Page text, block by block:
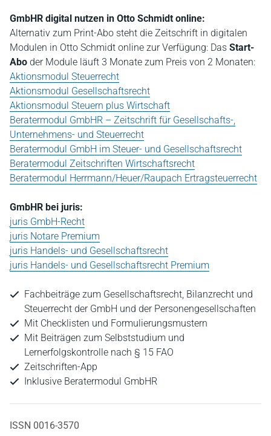
GmbHR digital nutzen in Otto Schmidt online:
Alternativ zum Print-Abo steht die Zeitschrift in digitalen
Modulen in Otto Schmidt online zur Verfügung: Das Start-
Abo der Module läuft 3 Monate zum Preis von 2 Monaten:
Aktionsmodul Steuerrecht
Aktionsmodul Gesellschaftsrecht
Aktionsmodul Steuern plus Wirtschaft
Beratermodul GmbHR – Zeitschrift für Gesellschafts-,
Unternehmens- und Steuerrecht
Beratermodul GmbH im Steuer- und Gesellschaftsrecht
Beratermodul Zeitschriften Wirtschaftsrecht
Beratermodul Herrmann/Heuer/Raupach Ertragsteuerrecht
GmbHR bei juris:
juris GmbH-Recht
juris Notare Premium
juris Handels- und Gesellschaftsrecht
juris Handels- und Gesellschaftsrecht Premium
Fachbeiträge zum Gesellschaftsrecht, Bilanzrecht und
Steuerrecht der GmbH und der Personengesellschaften
Mit Checklisten und Formulierungsmustern
Mit Beiträgen zum Selbststudium und
Lernerfolgskontrolle nach § 15 FAO
Zeitschriften-App
Inklusive Beratermodul GmbHR
ISSN 0016-3570